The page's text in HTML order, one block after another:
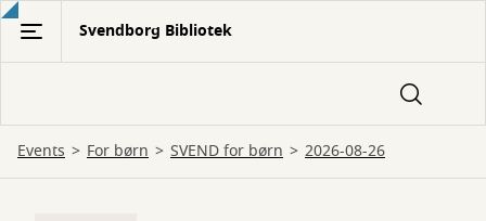
Gå
hovedindhold
Svendborg Bibliotek
Events For børn SVEND for børn 2026-08-26